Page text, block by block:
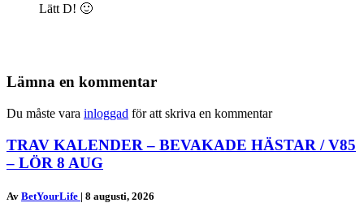
Lätt D! 🙂
Lämna en kommentar
Du måste vara inloggad för att skriva en kommentar
TRAV KALENDER – BEVAKADE HÄSTAR / V85
– LÖR 8 AUG
Av BetYourLife | 8 augusti, 2026